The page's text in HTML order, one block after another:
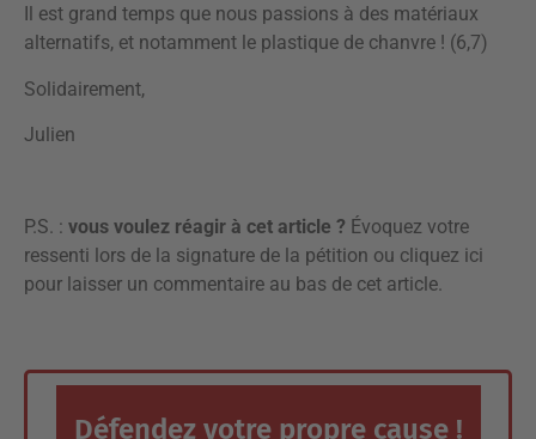
Il est grand temps que nous passions à des matériaux
alternatifs, et notamment le plastique de chanvre ! (6,7)
Solidairement,
Julien
P.S. : vous voulez réagir à cet article ? Évoquez votre
ressenti lors de la signature de la pétition ou cliquez ici
pour laisser un commentaire au bas de cet article.
Défendez votre propre cause !